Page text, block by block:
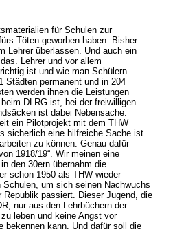
für Schulen zur
Töten geworben haben. Bisher
Lehrer überlassen. Und auch ein
Lehrer und vor allem
ist und wie man Schülern
Städten permanent und in 204
werden ihnen die Leistungen
DLRG ist, bei der freiwilligen
ist dabei Nebensache.
ein Pilotprojekt mit dem THW
sicherlich eine hilfreiche Sache ist
zu können. Genau dafür
1918/19“. Wir meinen eine
den 30ern übernahm die
schon 1950 als THW wieder
um sich seinen Nachwuchs
passiert. Dieser Jugend, die
nur aus den Lehrbüchern der
leben und keine Angst vor
bekennen kann. Und dafür soll die